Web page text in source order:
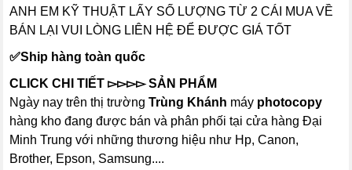
ANH EM KỸ THUẬT LẤY SỐ LƯỢNG TỪ 2 CÁI MUA VỀ
BÁN LẠI VUI LÒNG LIÊN HỆ ĐỂ ĐƯỢC GIÁ TỐT
✅Ship hàng toàn quốc
CLICK CHI TIẾT ▻▻▻▻SẢN PHẨM
Ngày nay trên thị trườngTrùng Khánh máy photocopy
hàng kho đang được bán và phân phối tại cửa hàng Đại
Minh Trung với những thương hiệu như Hp, Canon,
Brother, Epson, Samsung....